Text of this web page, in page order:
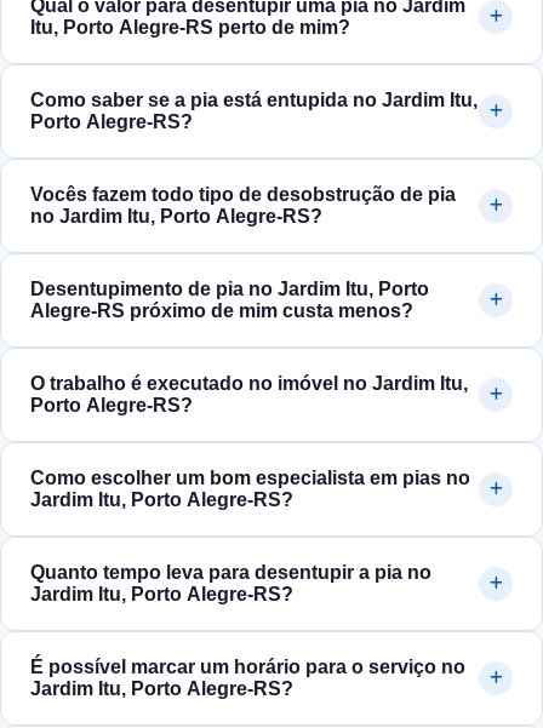
Qual o valor para desentupir uma pia no Jardim
Itu, Porto Alegre‑RS perto de mim?
Como saber se a pia está entupida no Jardim Itu,
Porto Alegre‑RS?
Vocês fazem todo tipo de desobstrução de pia
no Jardim Itu, Porto Alegre‑RS?
Desentupimento de pia no Jardim Itu, Porto
Alegre‑RS próximo de mim custa menos?
O trabalho é executado no imóvel no Jardim Itu,
Porto Alegre‑RS?
Como escolher um bom especialista em pias no
Jardim Itu, Porto Alegre‑RS?
Quanto tempo leva para desentupir a pia no
Jardim Itu, Porto Alegre‑RS?
É possível marcar um horário para o serviço no
Jardim Itu, Porto Alegre‑RS?